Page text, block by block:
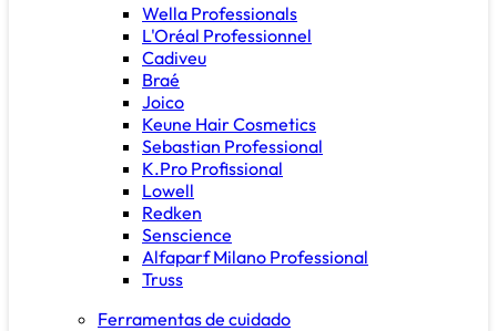
Wella Professionals
L'Oréal Professionnel
Cadiveu
Braé
Joico
Keune Hair Cosmetics
Sebastian Professional
K.Pro Profissional
Lowell
Redken
Senscience
Alfaparf Milano Professional
Truss
Ferramentas de cuidado